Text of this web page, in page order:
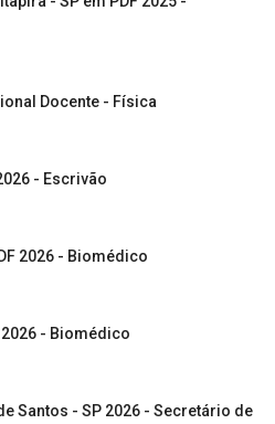
Docente - Física
- Escrivão
2026 - Biomédico
2026 - Biomédico
Santos - SP 2026 - Secretário de